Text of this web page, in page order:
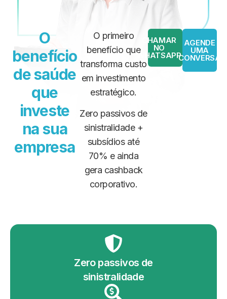
O
benefício
de saúde
que
investe
na sua
empresa
O primeiro
benefício que
transforma custo
em investimento
estratégico.
Zero passivos de
sinistralidade +
subsídios até
70% eainda
gera cashback
corporativo.
CHAMAR
NO
WHATSAPP
AGENDE
UMA
CONVERSA
Zero passivos de
sinistralidade